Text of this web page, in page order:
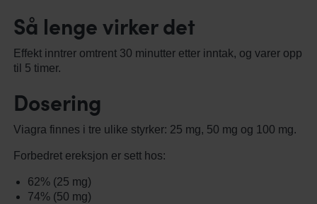
Så lenge virker det
Effekt inntrer omtrent 30 minutter etter inntak, og varer opp
til 5 timer.
Dosering
Viagra finnes i tre ulike styrker: 25 mg, 50 mg og 100 mg.
Forbedret ereksjon er sett hos:
62% (25 mg)
74% (50 mg)